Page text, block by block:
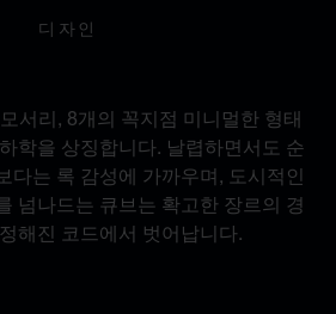
디자인
서리, 8개의 꼭지점 미니멀한 형태
학을 상징합니다. 날렵하면서도 순
다는 록 감성에 가까우며, 도시적인
넘나드는 큐브는 확고한 장르의 경
해진 코드에서 벗어납니다.